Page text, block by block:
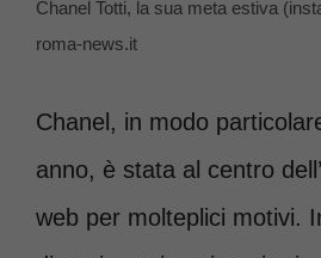
Chanel Totti, la sua meta estiva
roma-news.it
Chanel, in modo
anno, è stata al centro
web per molteplici motivi.